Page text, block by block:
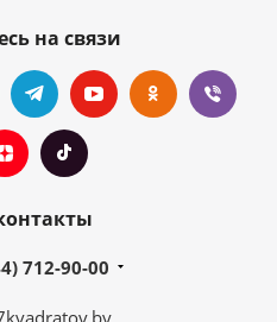
на связи
712-90-00